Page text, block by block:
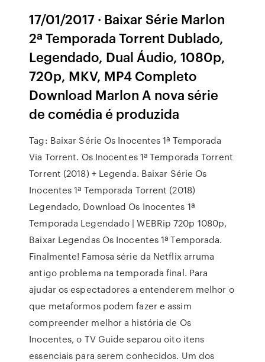
17/01/2017 · Baixar Série Marlon
2ª Temporada Torrent Dublado,
Legendado, Dual Áudio, 1080p,
720p, MKV, MP4 Completo
Download Marlon A nova série
de comédia é produzida
Tag: Baixar Série Os Inocentes 1ª Temporada
Via Torrent. Os Inocentes 1ª Temporada Torrent
Torrent (2018) + Legenda. Baixar Série Os
Inocentes 1ª Temporada Torrent (2018)
Legendado, Download Os Inocentes 1ª
Temporada Legendado | WEBRip 720p 1080p,
Baixar Legendas Os Inocentes 1ª Temporada.
Finalmente! Famosa série da Netflix arruma
antigo problema na temporada final. Para
ajudar os espectadores a entenderem melhor o
que metaformos podem fazer e assim
compreender melhor a história de Os
Inocentes, o TV Guide separou oito itens
essenciais para serem conhecidos. Um dos